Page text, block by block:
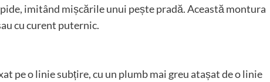
imitând mișcările unui pește pradă. Această montura
cu curent puternic.
pe o linie subțire, cu un plumb mai greu atașat de o linie